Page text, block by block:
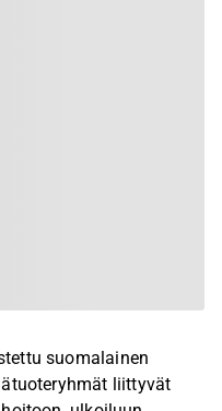
suomalainen
liittyvät